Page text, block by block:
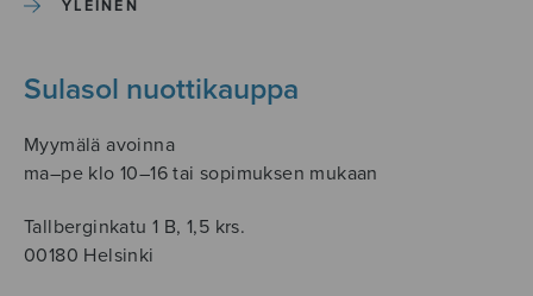
YLEINEN
Sulasol nuottikauppa
Myymälä avoinna
ma–pe klo 10–16 tai sopimuksen mukaan
Tallberginkatu 1 B, 1,5 krs.
00180 Helsinki